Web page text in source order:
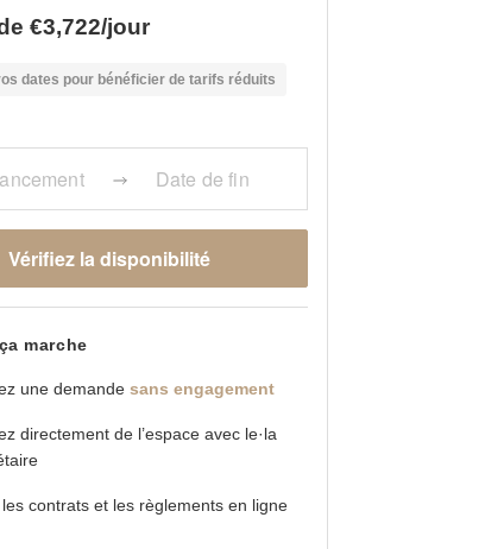
€3,722/jour
dates pour bénéficier de tarifs réduits
Date de fin
Vérifiez la disponibilité
marche
une demandesans engagement
directement de l’espace avec le·la
contrats et les règlements en ligne